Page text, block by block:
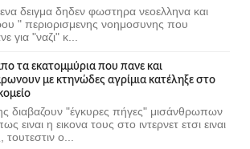
δειγμα δηδεν φωστηρα νεοελληνα και
" περιορισμενης νοημοσυνης που
για "ναζι" κ...
τα εκατομμύρια που πανε και
με κτηνώδες αγρίμια κατέληξε στο
διαβαζουν "έγκυρες πήγες" μισάνθρωπων
ειναι η εικονα τους στο ιντερνετ ετσι ειναι
ο...